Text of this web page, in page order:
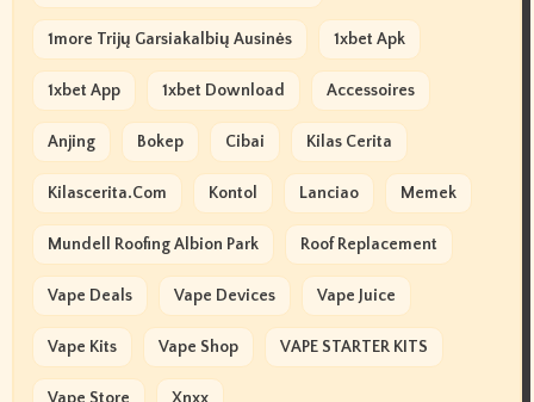
1more Trijų Garsiakalbių Ausinės 1xbet Apk
1xbet App 1xbet Download Accessoires
Anjing Bokep Cibai Kilas Cerita
Kilascerita.com Kontol Lanciao Memek
Mundell Roofing Albion Park Roof Replacement
Vape Deals Vape Devices Vape Juice
Vape Kits Vape Shop VAPE STARTER KITS